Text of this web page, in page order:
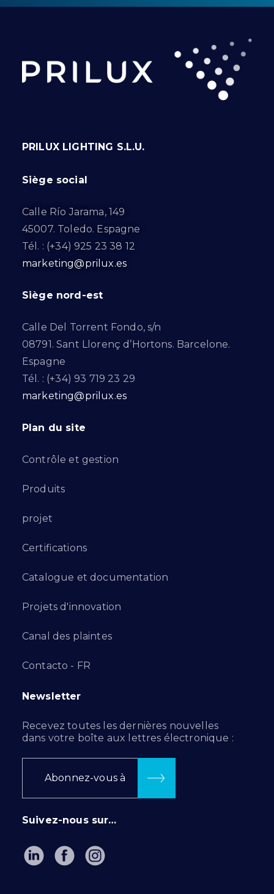
PRILUX LIGHTING S.L.U.
Siège social
Calle Río Jarama, 149
45007. Toledo. Espagne
Tél. : (+34) 925 23 38 12
marketing@prilux.es
Siège nord-est
Calle Del Torrent Fondo, s/n
08791. Sant Llorenç d’Hortons. Barcelone.
Espagne
Tél. : (+34) 93 719 23 29
marketing@prilux.es
Plan du site
Contrôle et gestion
Produits
projet
Certifications
Catalogue et documentation
Projets d'innovation
Canal des plaintes
Contacto - FR
Newsletter
Recevez toutes les dernières nouvelles
dans votre boîte aux lettres électronique :
Abonnez-vous à
Suivez-nous sur…